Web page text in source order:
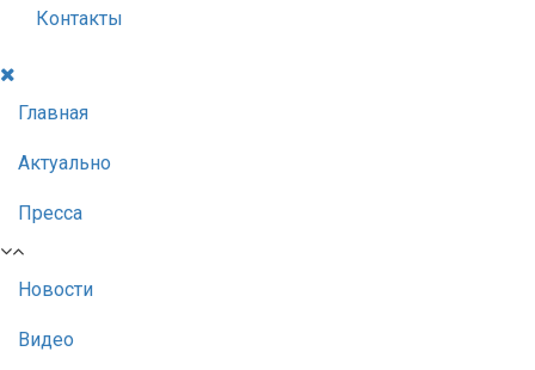
Контакты
Главная
Актуально
Пресса
Новости
Видео